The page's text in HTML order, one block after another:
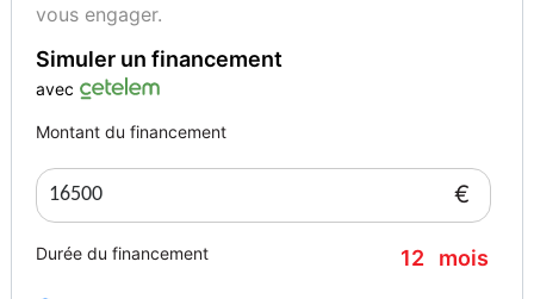
vous engager.
Simuler un financement
avec
Montant du financement
€
Durée du financement 12 mois